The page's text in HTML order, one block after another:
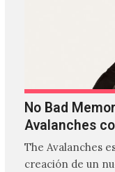
No Bad
Avalanches
The Avalanches
creación de un